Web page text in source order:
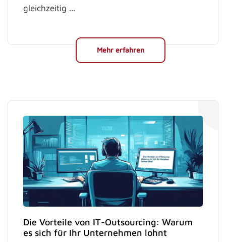
gleichzeitig ...
Mehr erfahren
Die Vorteile von IT-Outsourcing: Warum
es sich für Ihr Unternehmen lohnt